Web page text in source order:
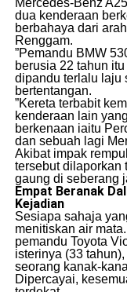
Mercedes-Benz
dua kenderaan
berbahaya dari
Renggam.
​”Pemandu BMW
berusia 22 tahun
dipandu terlalu laju
bertentangan.
​”Kereta terbabit
kenderaan lain
berkenaan iaitu
dan sebuah lagi
​Akibat impak
tersebut dilaporkan
gaung di seberang
Empat Beranak
Kejadian
​Sesiapa sahaja
menitiskan air
pemandu Toyota
isterinya (33
seorang kanak-
Dipercayai,